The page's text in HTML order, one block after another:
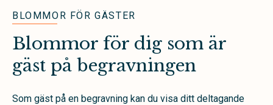
BLOMMOR FÖR GÄSTER
Blommor för dig som är
gäst på begravningen
Som gäst på en begravning kan du visa ditt deltagande